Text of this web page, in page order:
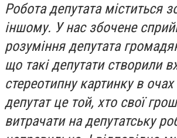
Робота депутата міститься
іншому. У нас збочене
розуміння депутата
що такі депутати створили
стереотипну картинку в
депутат це той, хто свої
витрачати на депутатську